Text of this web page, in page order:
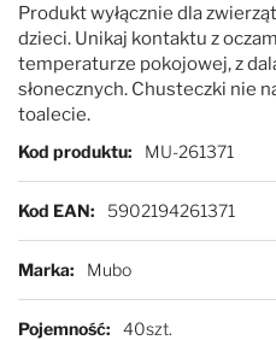
Produkt wyłącznie dla
dzieci. Unikaj kontaktu z
temperaturze pokojowej, z
słonecznych. Chusteczki nie
toalecie.
Więcej informacji
Kod produktu MU-261371
Kod EAN 5902194261371
Marka Mubo
Pojemność 40szt.